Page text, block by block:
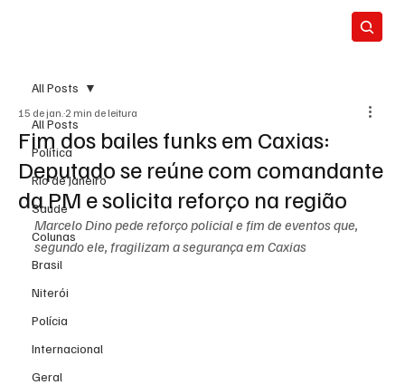
All Posts
Política
Rio de Janeiro
Saúde
Colunas
Brasil
Niterói
Polícia
Internacional
Geral
All Posts
Fim dos bailes funks em Caxias:
Deputado se reúne com comandante
da PM e solicita reforço na região
15 de jan. 2 min de leitura
Marcelo Dino pede reforço policial e fim de eventos que,
segundo ele, fragilizam a segurança em Caxias